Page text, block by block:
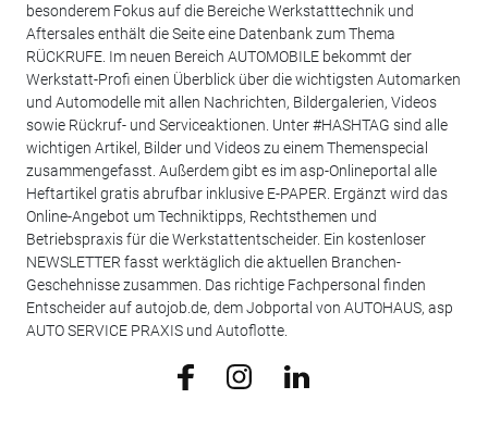
besonderem Fokus auf die Bereiche Werkstatttechnik und
Aftersales enthält die Seite eine Datenbank zum Thema
RÜCKRUFE. Im neuen Bereich AUTOMOBILE bekommt der
Werkstatt-Profi einen Überblick über die wichtigsten Automarken
und Automodelle mit allen Nachrichten, Bildergalerien, Videos
sowie Rückruf- und Serviceaktionen. Unter #HASHTAG sind alle
wichtigen Artikel, Bilder und Videos zu einem Themenspecial
zusammengefasst. Außerdem gibt es im asp-Onlineportal alle
Heftartikel gratis abrufbar inklusive E-PAPER. Ergänzt wird das
Online-Angebot um Techniktipps, Rechtsthemen und
Betriebspraxis für die Werkstattentscheider. Ein kostenloser
NEWSLETTER fasst werktäglich die aktuellen Branchen-
Geschehnisse zusammen. Das richtige Fachpersonal finden
Entscheider auf autojob.de, dem Jobportal von AUTOHAUS, asp
AUTO SERVICE PRAXIS und Autoflotte.